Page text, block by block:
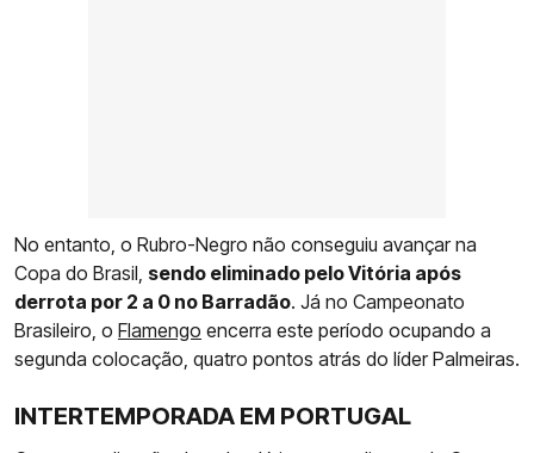
No entanto, o Rubro-Negro não conseguiu avançar na
Copa do Brasil, sendo eliminado pelo Vitória após
derrota por 2 a 0 no Barradão. Já no Campeonato
Brasileiro, o Flamengo encerra este período ocupando a
segunda colocação, quatro pontos atrás do líder Palmeiras.
INTERTEMPORADA EM PORTUGAL